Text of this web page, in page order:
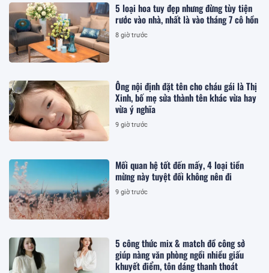
5 loại hoa tuy đẹp nhưng đừng tùy tiện
rước vào nhà, nhất là vào tháng 7 cô hồn
8 giờ trước
Ông nội định đặt tên cho cháu gái là Thị
Xinh, bố mẹ sửa thành tên khác vừa hay
vừa ý nghĩa
9 giờ trước
Mối quan hệ tốt đến mấy, 4 loại tiền
mừng này tuyệt đối không nên đi
9 giờ trước
5 công thức mix & match đồ công sở
giúp nàng văn phòng ngồi nhiều giấu
khuyết điểm, tôn dáng thanh thoát